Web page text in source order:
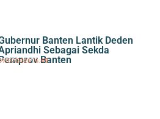
Banten Lantik Deden
Sebagai Sekda
Banten
07/2025|15:45
,Berita